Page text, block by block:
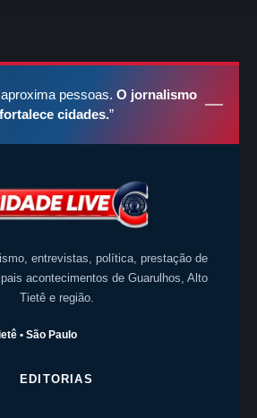
pessoas. O jornalismo
fortalece cidades.”
entrevistas, política, prestação de
acontecimentos de Guarulhos, Alto
Tietê e região.
• São Paulo
EDITORIAS